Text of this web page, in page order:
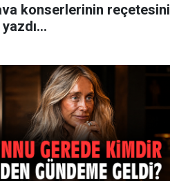
konserlerinin reçetesini